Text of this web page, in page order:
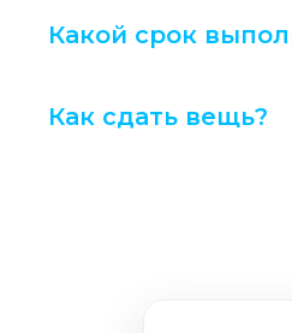
Какой срок
Как сдать вещь?